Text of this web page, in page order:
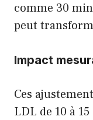
comme 30
peut
Impact
Ces
LDL de 10 à